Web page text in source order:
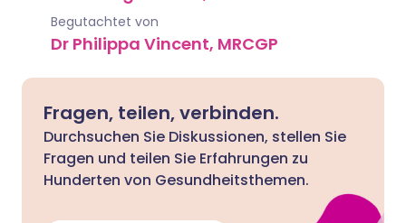
Begutachtet von
Dr Philippa Vincent, MRCGP
Fragen, teilen, verbinden.
Durchsuchen Sie Diskussionen, stellen Sie
Fragen und teilen Sie Erfahrungen zu
Hunderten von Gesundheitsthemen.